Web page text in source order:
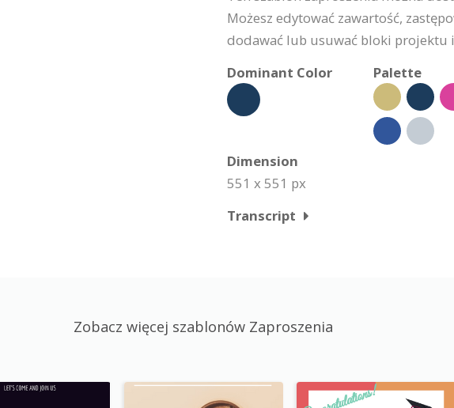
Możesz edytować zawartość,
dodawać lub usuwać bloki projektu
Dominant Color
Palette
Dimension
551 x 551 px
Transcript
Zobacz więcej szablonów Zaproszenia